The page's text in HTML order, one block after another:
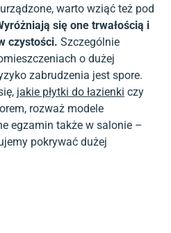
warto wziąć też pod
się one trwałością i
czystości. Szczególnie
o dużej
zabrudzenia jest spore.
jakie płytki do łazienki czy
rozważ modele
egzamin także w salonie –
pokrywać dużej